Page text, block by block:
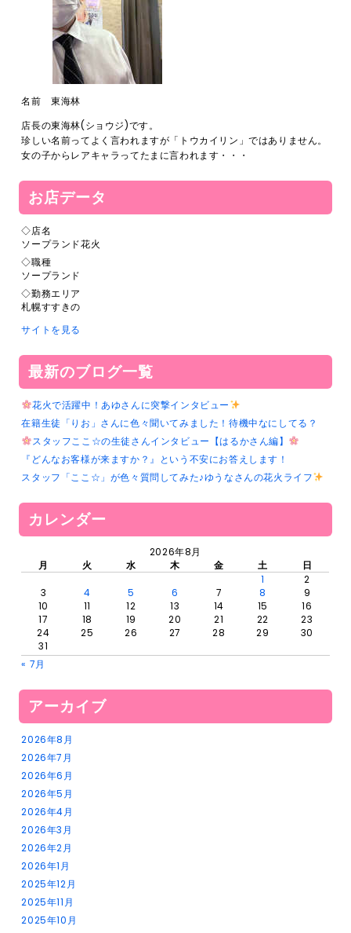
名前 東海林
店長の東海林(ショウジ)です。
珍しい名前ってよく言われますが「トウカイリン」ではありません。
女の子からレアキャラってたまに言われます・・・
お店データ
◇店名
ソープランド花火
◇職種
ソープランド
◇勤務エリア
札幌すすきの
サイトを見る
最新のブログ一覧
花火で活躍中！あゆさんに突撃インタビュー
在籍生徒「りお」さんに色々聞いてみました！待機中なにしてる？
スタッフここ☆の生徒さんインタビュー【はるかさん編】
『どんなお客様が来ますか？』という不安にお答えします！
スタッフ「ここ☆」が色々質問してみた♪ゆうなさんの花火ライフ
カレンダー
2026年8月
月
火 水 木 金 土
日
1
2
3
4 5 6 7 8
9
10
11 12 13 14 15
16
17
18 19 20 21 22
23
24
25 26 27 28 29
30
31
« 7月
アーカイブ
2026年8月
2026年7月
2026年6月
2026年5月
2026年4月
2026年3月
2026年2月
2026年1月
2025年12月
2025年11月
2025年10月